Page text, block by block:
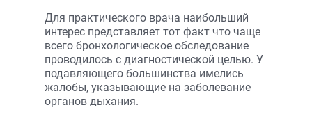
Для практического врача наибольший
интерес представляет тот факт что чаще
всего бронхологическое обследование
проводилось с диагностической целью. У
подавляющего большинства имелись
жалобы, указывающие на заболевание
органов дыхания.